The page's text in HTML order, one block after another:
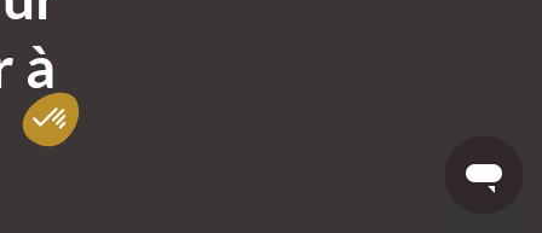
à